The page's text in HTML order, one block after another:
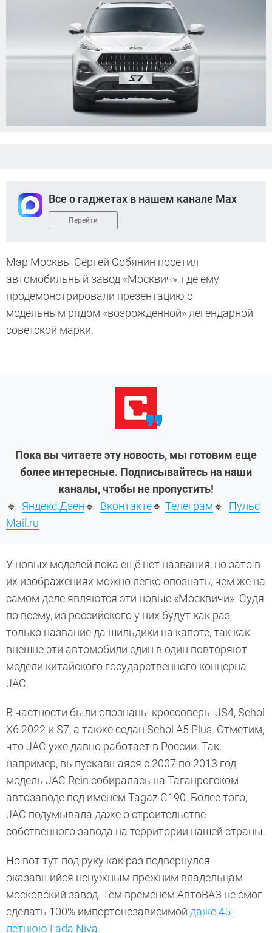
Все о гаджетах в нашем канале Max
Перейти
Мэр Москвы Сергей Собянин посетил
автомобильный завод «Москвич», где ему
продемонстрировали презентацию с
модельным рядом «возрожденной» легендарной
советской марки.
Пока вы читаете эту новость, мы готовим еще
более интересные. Подписывайтесь на наши
каналы, чтобы не пропустить!
🔹 Яндекс.Дзен🔹 Вконтакте🔹 Телеграм🔹 Пульс
Mail.ru
У новых моделей пока ещё нет названия, но зато в
их изображениях можно легко опознать, чем же на
самом деле являются эти новые «Москвичи». Судя
по всему, из российского у них будут как раз
только название да шильдики на капоте, так как
внешне эти автомобили один в один повторяют
модели китайского государственного концерна
JAC.
В частности были опознаны кроссоверы JS4, Sehol
X6 2022 и S7, а также седан Sehol A5 Plus. Отметим,
что JAC уже давно работает в России. Так,
например, выпускавшаяся с 2007 по 2013 год
модель JAC Rein собиралась на Таганрогском
автозаводе под именем Tagaz C190. Более того,
JAC подумывала даже о строительстве
собственного завода на территории нашей страны.
Но вот тут под руку как раз подвернулся
оказавшийся ненужным прежним владельцам
московский завод. Тем временем АвтоВАЗ не смог
сделать 100% импортонезависимой даже 45-
летнюю Lada Niva.